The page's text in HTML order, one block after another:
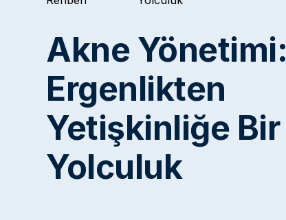
Akne Yönetimi:
Ergenlikten
Yetişkinliğe Bir
Yolculuk